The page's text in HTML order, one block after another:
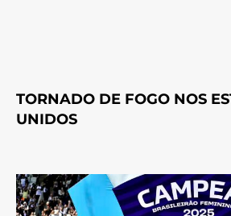
TORNADO DE FOGO NOS
UNIDOS